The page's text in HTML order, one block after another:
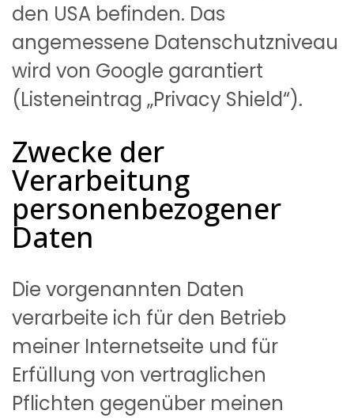
den USA befinden. Das
angemessene Datenschutzniveau
wird von Google garantiert
(Listeneintrag „Privacy Shield“).
Zwecke der
Verarbeitung
personenbezogener
Daten
Die vorgenannten Daten
verarbeite ich für den Betrieb
meiner Internetseite und für
Erfüllung von vertraglichen
Pflichten gegenüber meinen